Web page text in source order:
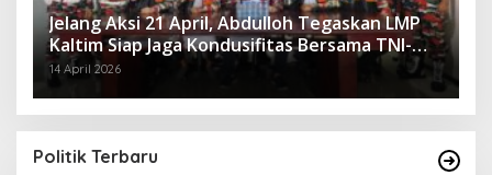
Jelang Aksi 21 April, Abdulloh Tegaskan LMP
Kaltim Siap Jaga Kondusifitas Bersama TNI-
Polri
14 April 2026
Politik Terbaru